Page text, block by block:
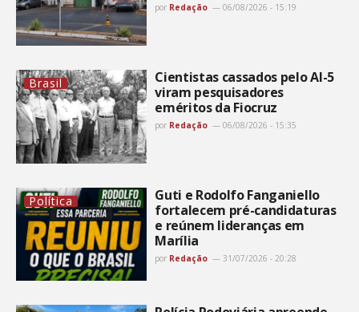
por Redação 06/08/2026 - 15:19
Brasil
Cientistas cassados pelo AI-5
viram pesquisadores
eméritos da Fiocruz
por Redação 06/08/2026 - 15:35
Política
Guti e Rodolfo Fanganiello
fortalecem pré-candidaturas
e reúnem lideranças em
Marília
por Redação 31/07/2026 - 20:28